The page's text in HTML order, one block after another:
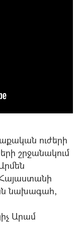
ուժերի
շրջանակում
նախագահ,
Արամ